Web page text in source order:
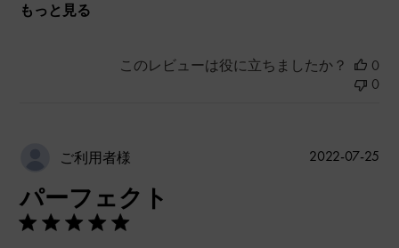
もっと見る
このレビューは役に立ちましたか？
0
0
ご利用者様
パーフェクト
公
2022-07-25